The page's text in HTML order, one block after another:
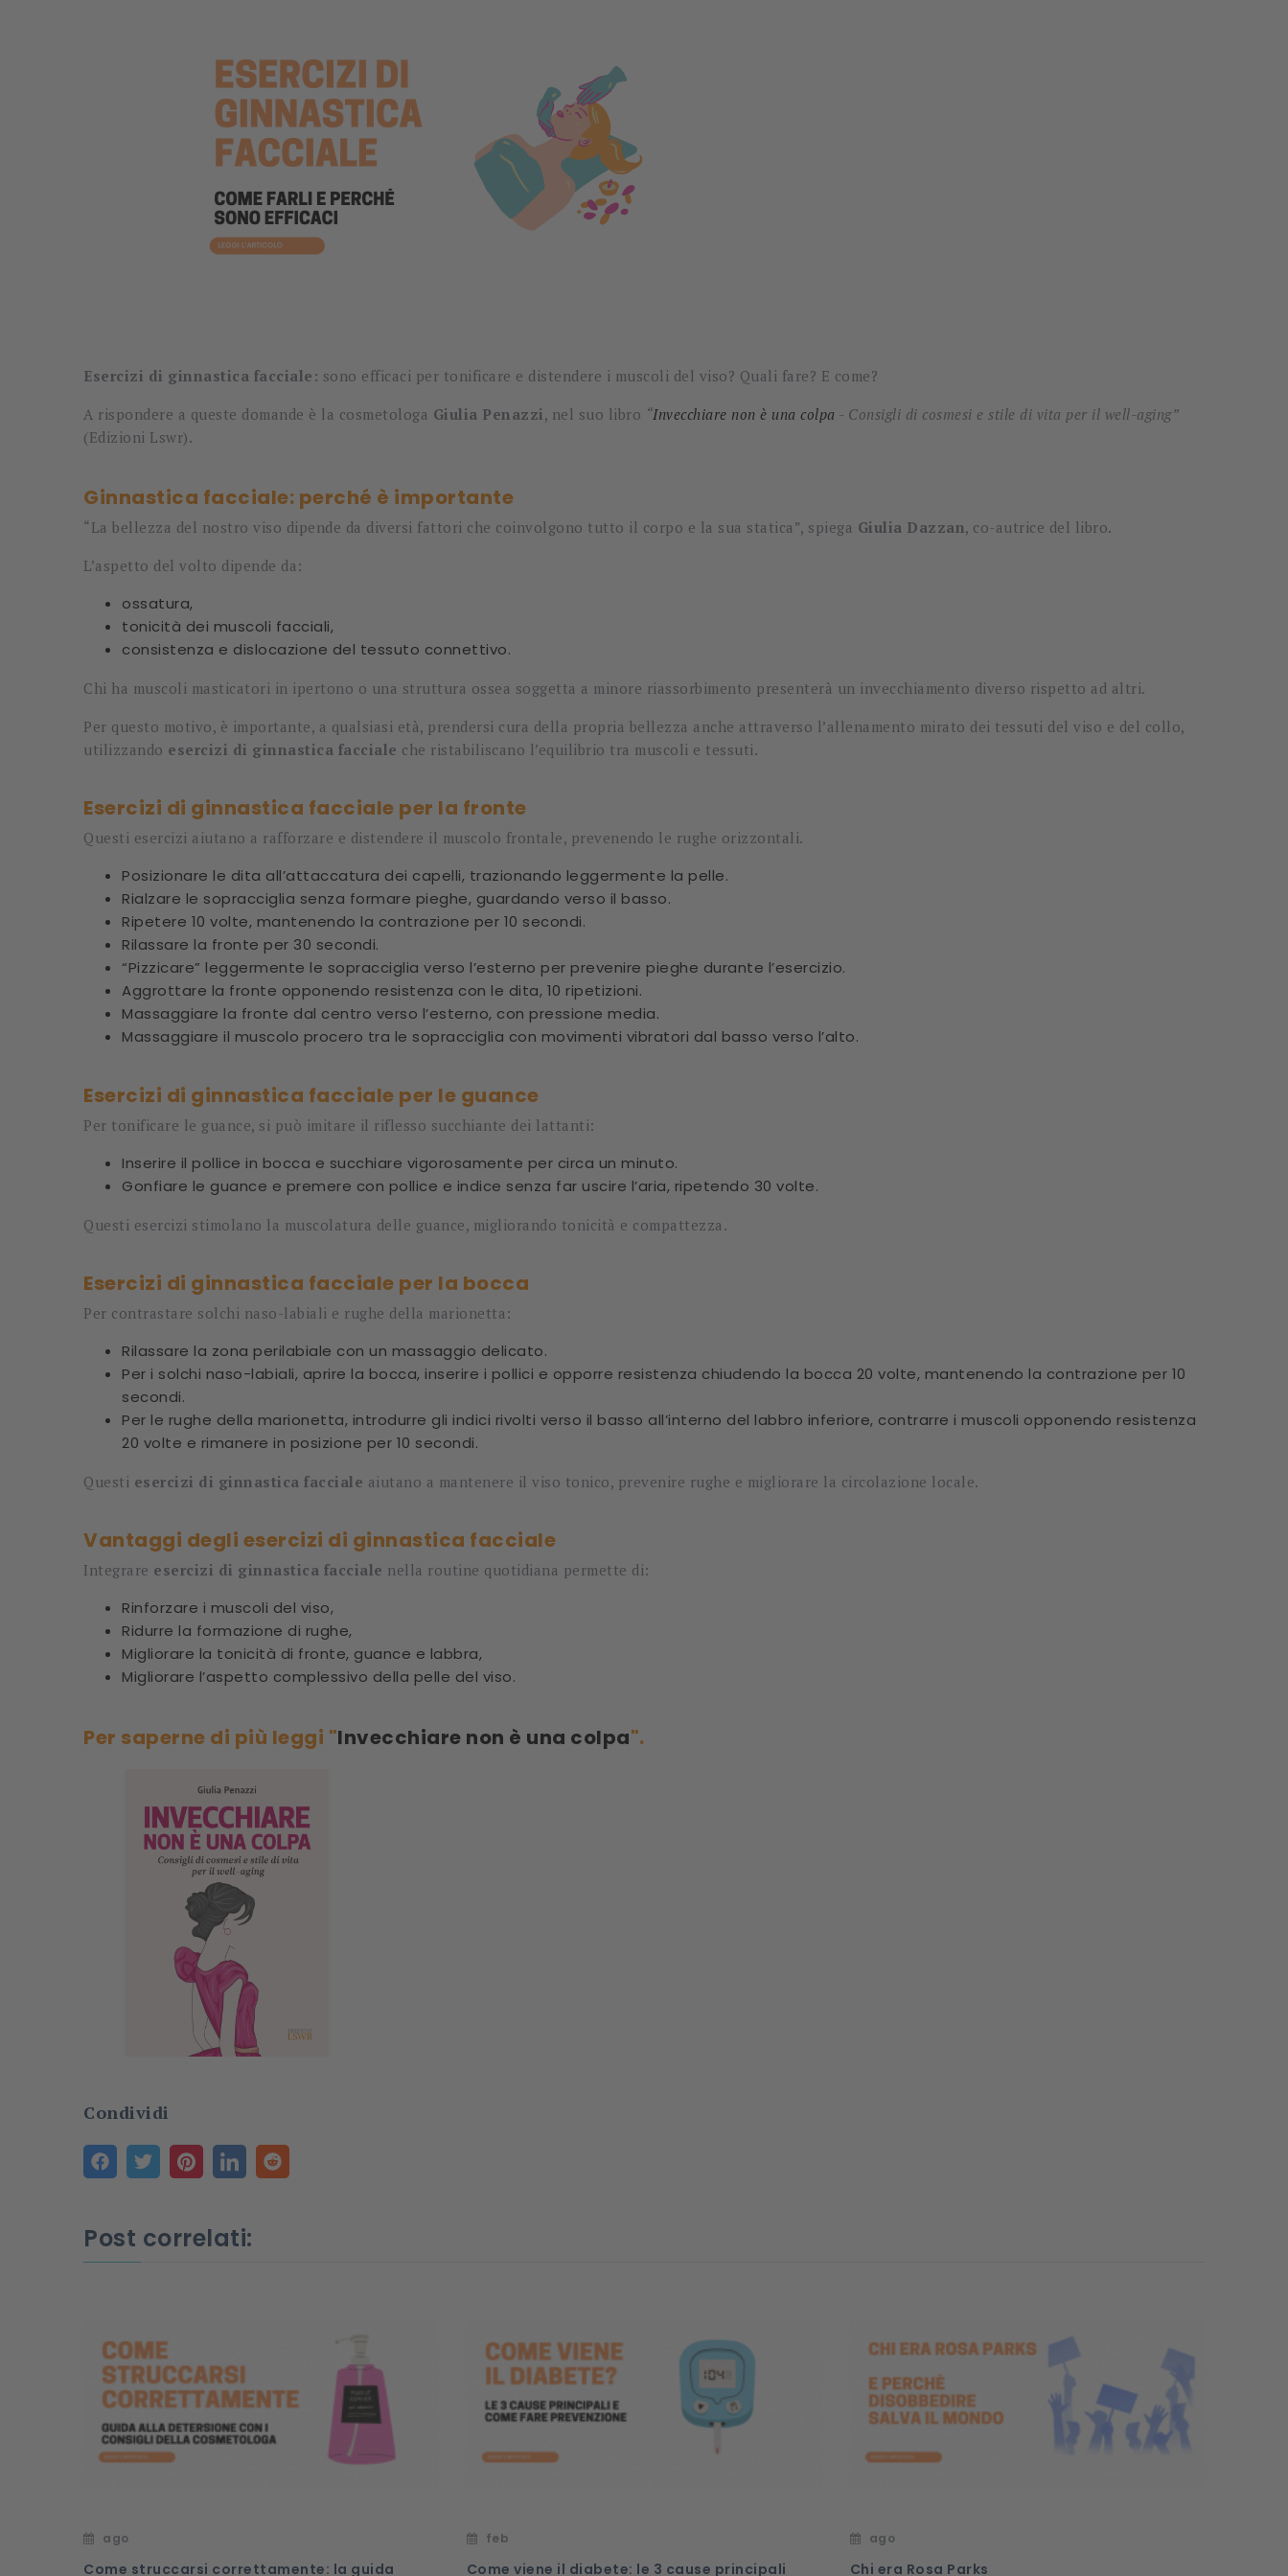
Esercizi di ginnastica facciale: sono efficaci per tonificare e distendere i muscoli del viso? Quali fare? E come?
A rispondere a queste domande è la cosmetologa Giulia Penazzi, nel suo libro “Invecchiare non è una colpa - Consigli di cosmesi e stile di vita per il well-aging”
(Edizioni Lswr).
Ginnastica facciale: perché è importante
“La bellezza del nostro viso dipende da diversi fattori che coinvolgono tutto il corpo e la sua statica”, spiega Giulia Dazzan, co-autrice del libro.
L’aspetto del volto dipende da:
ossatura,
tonicità dei muscoli facciali,
consistenza e dislocazione del tessuto connettivo.
Chi ha muscoli masticatori in ipertono o una struttura ossea soggetta a minore riassorbimento presenterà un invecchiamento diverso rispetto ad altri.
Per questo motivo, è importante, a qualsiasi età, prendersi cura della propria bellezza anche attraverso l’allenamento mirato dei tessuti del viso e del collo,
utilizzando esercizi di ginnastica facciale che ristabiliscano l’equilibrio tra muscoli e tessuti.
Esercizi di ginnastica facciale per la fronte
Questi esercizi aiutano a rafforzare e distendere il muscolo frontale, prevenendo le rughe orizzontali.
Posizionare le dita all’attaccatura dei capelli, trazionando leggermente la pelle.
Rialzare le sopracciglia senza formare pieghe, guardando verso il basso.
Ripetere 10 volte, mantenendo la contrazione per 10 secondi.
Rilassare la fronte per 30 secondi.
“Pizzicare” leggermente le sopracciglia verso l’esterno per prevenire pieghe durante l’esercizio.
Aggrottare la fronte opponendo resistenza con le dita, 10 ripetizioni.
Massaggiare la fronte dal centro verso l’esterno, con pressione media.
Massaggiare il muscolo procero tra le sopracciglia con movimenti vibratori dal basso verso l’alto.
Esercizi di ginnastica facciale per le guance
Per tonificare le guance, si può imitare il riflesso succhiante dei lattanti:
Inserire il pollice in bocca e succhiare vigorosamente per circa un minuto.
Gonfiare le guance e premere con pollice e indice senza far uscire l’aria, ripetendo 30 volte.
Questi esercizi stimolano la muscolatura delle guance, migliorando tonicità e compattezza.
Esercizi di ginnastica facciale per la bocca
Per contrastare solchi naso-labiali e rughe della marionetta:
Rilassare la zona perilabiale con un massaggio delicato.
Per i solchi naso-labiali, aprire la bocca, inserire i pollici e opporre resistenza chiudendo la bocca 20 volte, mantenendo la contrazione per 10
secondi.
Per le rughe della marionetta, introdurre gli indici rivolti verso il basso all’interno del labbro inferiore, contrarre i muscoli opponendo resistenza
20 volte e rimanere in posizione per 10 secondi.
Questi esercizi di ginnastica facciale aiutano a mantenere il viso tonico, prevenire rughe e migliorare la circolazione locale.
Vantaggi degli esercizi di ginnastica facciale
Integrare esercizi di ginnastica facciale nella routine quotidiana permette di:
Rinforzare i muscoli del viso,
Ridurre la formazione di rughe,
Migliorare la tonicità di fronte, guance e labbra,
Migliorare l’aspetto complessivo della pelle del viso.
Per saperne di più leggi "Invecchiare non è una colpa".
Condividi
Post correlati:
ago
Come struccarsi correttamente: la guida
feb
Come viene il diabete: le 3 cause principali
ago
Chi era Rosa Parks